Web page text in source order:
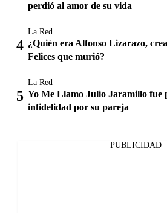
perdió al amor de su vida
La Red
¿Quién era Alfonso Lizarazo,
Felices que murió?
La Red
Yo Me Llamo Julio Jaramillo fue
infidelidad por su pareja
PUBLICIDAD